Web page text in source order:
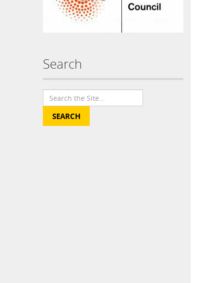
Search